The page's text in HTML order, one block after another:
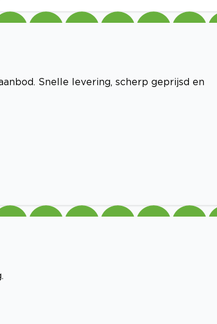
Snelle levering, scherp geprijsd en